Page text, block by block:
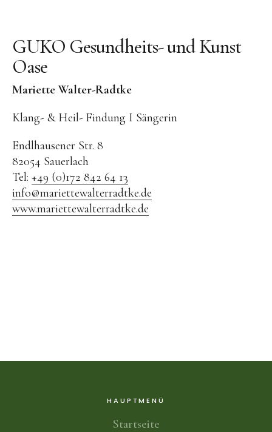
GUKO Gesundheits- und Kunst
Oase
Mariette Walter-Radtke
Klang- & Heil- Findung I Sängerin
Endlhausener Str. 8
82054 Sauerlach
Tel: +49 (0)172 842 64 13
info@mariettewalterradtke.de
www.mariettewalterradtke.de
HAUPTMENÜ
Startseite